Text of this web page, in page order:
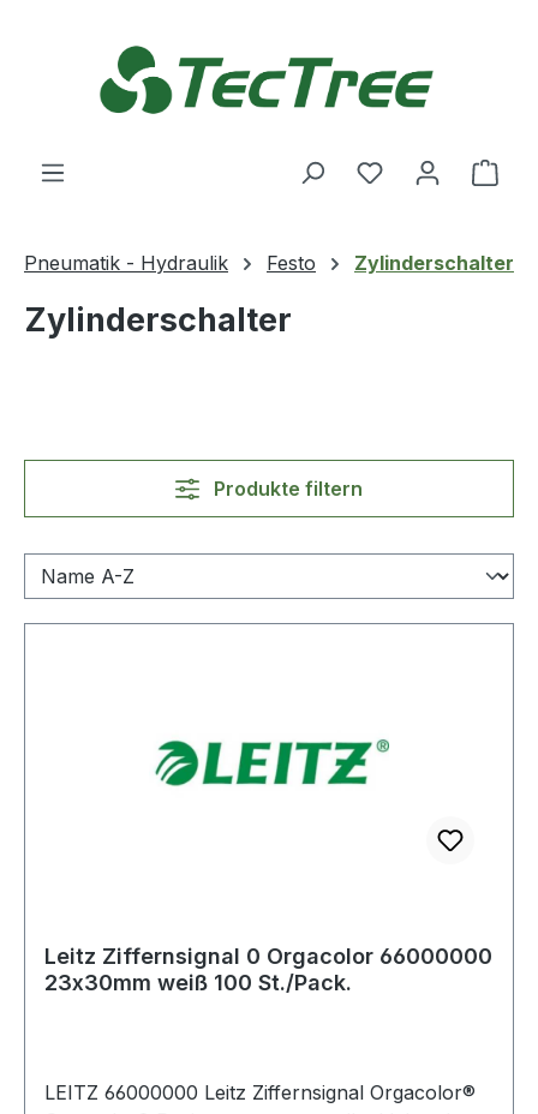
Du hast 0
Pneumatik - Hydraulik Festo Zylinderschalter
Zylinderschalter
Produkte filtern
Leitz Ziffernsignal 0 Orgacolor 66000000
23x30mm weiß 100 St./Pack.
LEITZ 66000000 Leitz Ziffernsignal Orgacolor®